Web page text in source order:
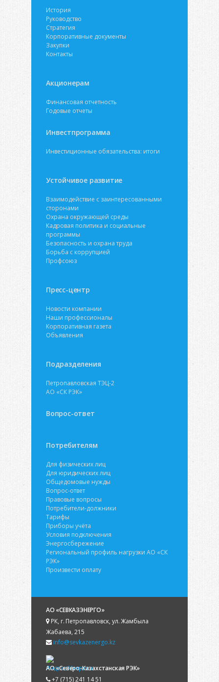
История
Руководство
Стратегия
Корпоративные документы
Закупки
Контакты
Акционерам
Финансовая отчетность
Годовые отчеты
Инвестпрограмма
Инвестиционные обязательства: итоги
Устойчивое развитие
Взаимодействие с заинтересованными
сторонами
Охрана окружающей среды
Кадровая политика и социальные
программы
Безопасность и охрана труда
Борьба с коррупцией
Профсоюз
Пресс-центр
Новости компании
Наши профессионалы
Корпоративная газета
Объявления
Подразделения
Петропавловская ТЭЦ-2
АО «СК РЭК»
Вопрос-ответ
Потребителям
Для физических лиц
Для юридических лиц
Общедомовые нужды
Вопрос-ответ
Правовые вопросы
Потребители-должники
Тарифы
Приборы учёта
Условия подключения
Энергосбережение
Региональный профиль нагрузки АО «СК
РЭК»
Произвести оплату
АО «СЕВКАЗЭНЕРГО»
РК, г. Петропавловск, ул. Жамбыла
Жабаева, 215
info@sevkazenergo.kz
АО «Северо-Казахстанская РЭК»
+7 (715) 241 14 51